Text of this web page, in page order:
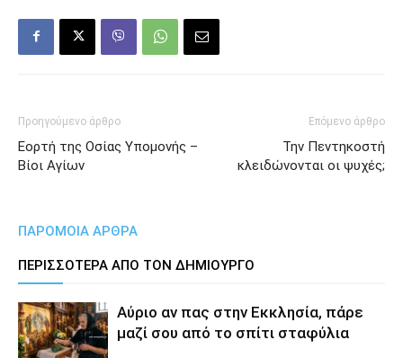
Προηγούμενο άρθρο
Εορτή της Οσίας Υπομονής –
Βίοι Αγίων
Επόμενο άρθρο
Την Πεντηκοστή
κλειδώνονται οι ψυχές;
ΠΑΡΟΜΟΙΑ ΑΡΘΡΑ
ΠΕΡΙΣΣΟΤΕΡΑ ΑΠΟ ΤΟΝ ΔΗΜΙΟΥΡΓΟ
Αύριο αν πας στην Εκκλησία, πάρε
μαζί σου από το σπίτι σταφύλια